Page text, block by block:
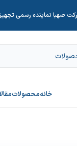
صهبا نماینده رسمی
خانهمحصولات